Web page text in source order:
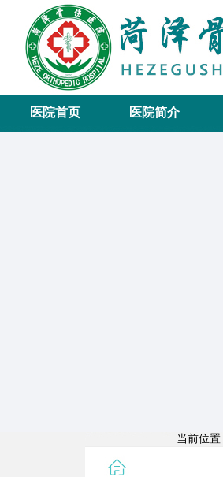
医院首页 医院简介
当前位置